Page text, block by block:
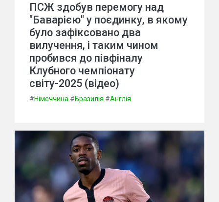
ПСЖ здобув перемогу над
"Баварією" у поєдинку, в якому
було зафіксовано два
вилучення, і таким чином
пробився до півфіналу
Клубного чемпіонату
світу-2025 (відео)
#Німеччина #Бразилія #Англія